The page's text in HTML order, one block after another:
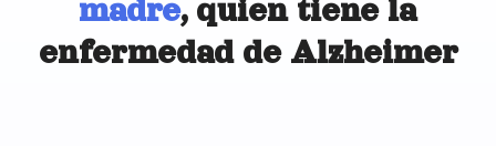
madre, quien tiene la
enfermedad de Alzheimer